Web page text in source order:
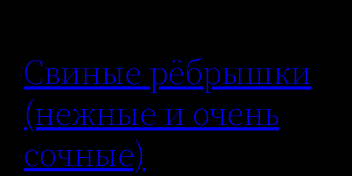
Свиные рёбрышки
(нежные и очень
сочные)